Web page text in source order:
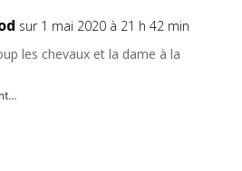
sur 1 mai 2020 à 21 h 42 min
les chevaux et la dame à la